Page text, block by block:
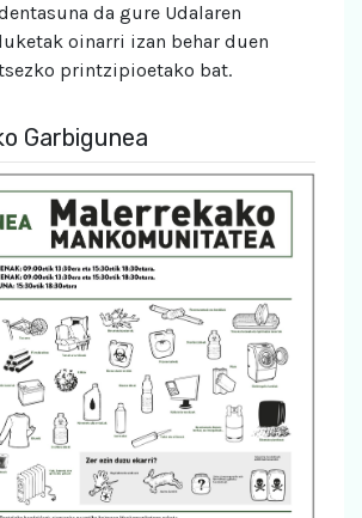
da gure Udalaren
oinarri izan behar duen
printzipioetako bat.
Garbigunea